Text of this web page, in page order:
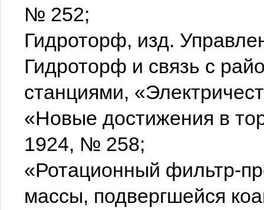
№ 252;
Гидроторф, изд.
Гидроторф и связь с
станциями,
«Новые достижения в
1924, № 258;
«Ротационный фильтр-
массы, подвергшейся